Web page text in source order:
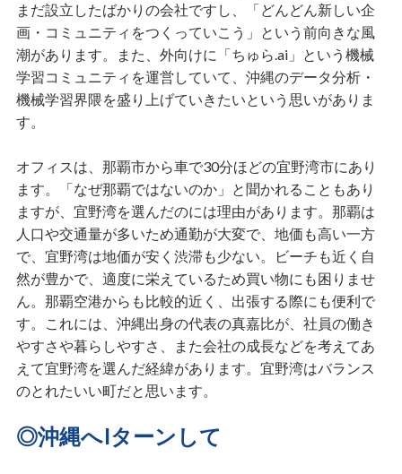
まだ設立したばかりの会社ですし、「どんどん新しい企
画・コミュニティをつくっていこう」という前向きな風
潮があります。また、外向けに「ちゅら.ai」という機械
学習コミュニティを運営していて、沖縄のデータ分析・
機械学習界隈を盛り上げていきたいという思いがありま
す。
オフィスは、那覇市から車で30分ほどの宜野湾市にあり
ます。「なぜ那覇ではないのか」と聞かれることもあり
ますが、宜野湾を選んだのには理由があります。那覇は
人口や交通量が多いため通勤が大変で、地価も高い一方
で、宜野湾は地価が安く渋滞も少ない。ビーチも近く自
然が豊かで、適度に栄えているため買い物にも困りませ
ん。那覇空港からも比較的近く、出張する際にも便利で
す。これには、沖縄出身の代表の真嘉比が、社員の働き
やすさや暮らしやすさ、また会社の成長などを考えてあ
えて宜野湾を選んだ経緯があります。宜野湾はバランス
のとれたいい町だと思います。
◎沖縄へIターンして